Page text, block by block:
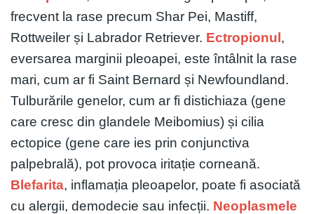
frecvent la rase precum Shar Pei, Mastiff,
Rottweiler și Labrador Retriever. Ectropionul,
eversarea marginii pleoapei, este întâlnit la rase
mari, cum ar fi Saint Bernard și Newfoundland.
Tulburările genelor, cum ar fi distichiaza (gene
care cresc din glandele Meibomius) și cilia
ectopice (gene care ies prin conjunctiva
palpebrală), pot provoca iritație corneană.
Blefarita, inflamația pleoapelor, poate fi asociată
cu alergii, demodecie sau infecții. Neoplasmele